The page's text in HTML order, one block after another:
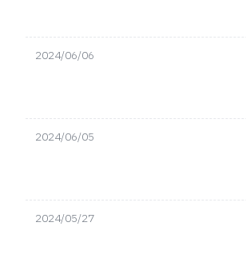
2024/06/06
2024/06/05
2024/05/27